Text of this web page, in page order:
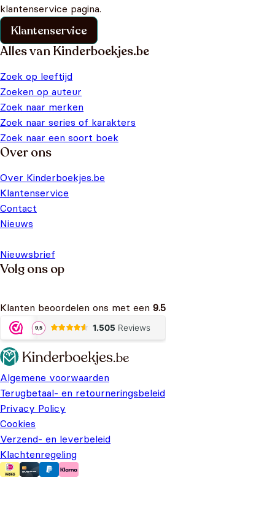
klantenservice pagina.
Klantenservice
Alles van Kinderboekjes.be
Zoek op leeftijd
Zoeken op auteur
Zoek naar merken
Zoek naar series of karakters
Zoek naar een soort boek
Over ons
Over Kinderboekjes.be
Klantenservice
Contact
Nieuws
Nieuwsbrief
Volg ons op
Klanten beoordelen ons met een 9.5
Algemene voorwaarden
Terugbetaal- en retourneringsbeleid
Privacy Policy
Cookies
Verzend- en leverbeleid
Klachtenregeling